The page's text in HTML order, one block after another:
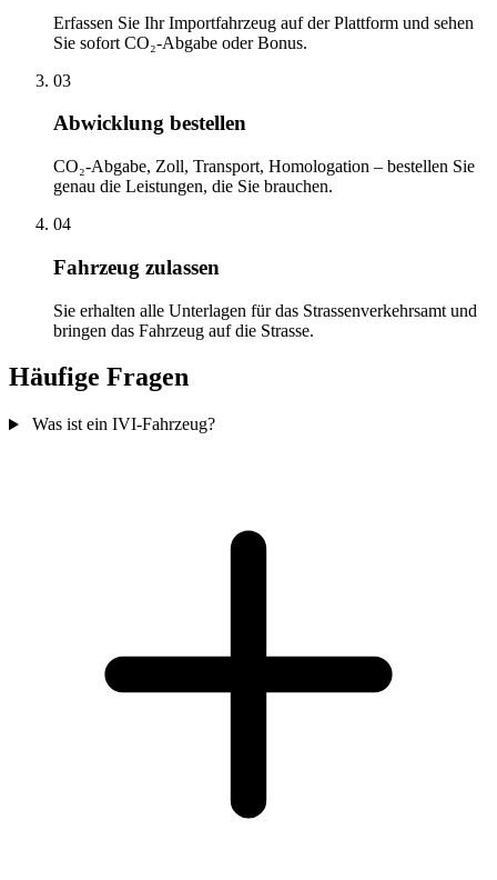
Erfassen Sie Ihr Importfahrzeug auf der Plattform und sehen
Sie sofort CO₂-Abgabe oder Bonus.
03
Abwicklung bestellen
CO₂-Abgabe, Zoll, Transport, Homologation – bestellen Sie
genau die Leistungen, die Sie brauchen.
04
Fahrzeug zulassen
Sie erhalten alle Unterlagen für das Strassenverkehrsamt und
bringen das Fahrzeug auf die Strasse.
Häufige Fragen
Was ist ein IVI-Fahrzeug?